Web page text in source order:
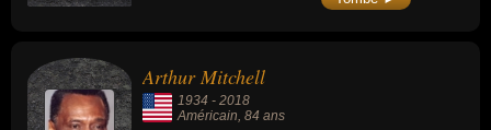
Arthur Mitchell
1934 - 2018
Américain , 84 ans